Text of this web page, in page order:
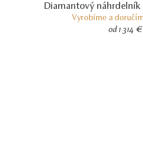
Diamantový náhrdelník
Vyrobíme a
od 1 314 €